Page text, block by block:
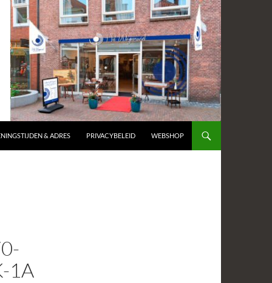
& ADRES PRIVACYBELEID WEBSHOP
1A